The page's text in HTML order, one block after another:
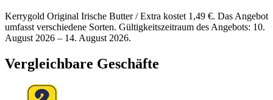
Kerrygold Original Irische Butter / Extra kostet 1,49 €. Das Angebot
umfasst verschiedene Sorten. Gültigkeitszeitraum des Angebots: 10.
August 2026 – 14. August 2026.
Vergleichbare Geschäfte